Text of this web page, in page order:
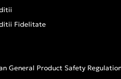
Fidelitate
General Product Safety